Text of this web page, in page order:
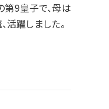
第9皇子で、母は
活躍しました。